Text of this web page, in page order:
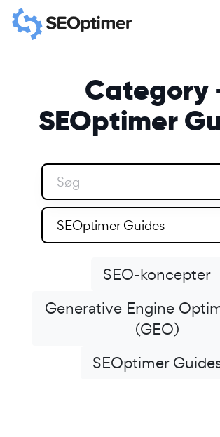
Category
SEOptimer
SEOptimer Guides
SEO-koncepter
Generative Engine
(GEO)
SEOptimer